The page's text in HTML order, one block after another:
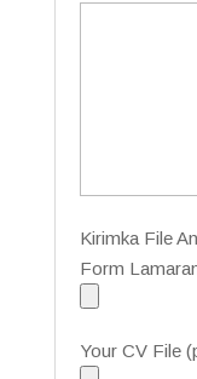
Kirimka File
Form
Your CV File